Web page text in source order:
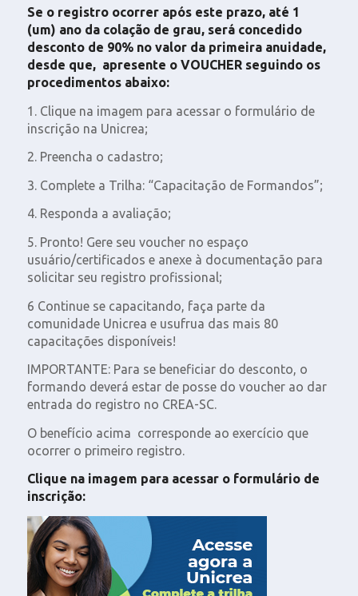
Se o registro ocorrer após este prazo, até 1
(um) ano da colação de grau, será concedido
desconto de 90% no valor da primeira anuidade,
desde que, apresente o VOUCHER seguindo os
procedimentos abaixo:
1. Clique na imagem para acessar o formulário de
inscrição na Unicrea;
2. Preencha o cadastro;
3. Complete a Trilha: “Capacitação de Formandos”;
4. Responda a avaliação;
5. Pronto! Gere seu voucher no espaço
usuário/certificados e anexe à documentação para
solicitar seu registro profissional;
6 Continue se capacitando, faça parte da
comunidade Unicrea e usufrua das mais 80
capacitações disponíveis!
IMPORTANTE: Para se beneficiar do desconto, o
formando deverá estar de posse do voucher ao dar
entrada do registro no CREA-SC.
O benefício acima corresponde ao exercício que
ocorrer o primeiro registro.
Clique na imagem para acessar o formulário de
inscrição: